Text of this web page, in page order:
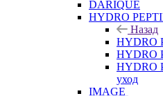
DARIQUE
HYDRO
Назад
HYDRO
HYDRO
HYDRO
уход
IMAGE